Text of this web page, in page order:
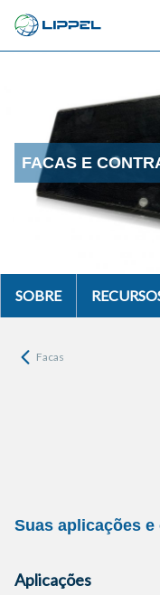
FACAS E
SOBRE
Facas
Suas aplicações
Aplicações